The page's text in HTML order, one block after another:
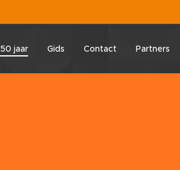
50 jaar Gids Contact Partners